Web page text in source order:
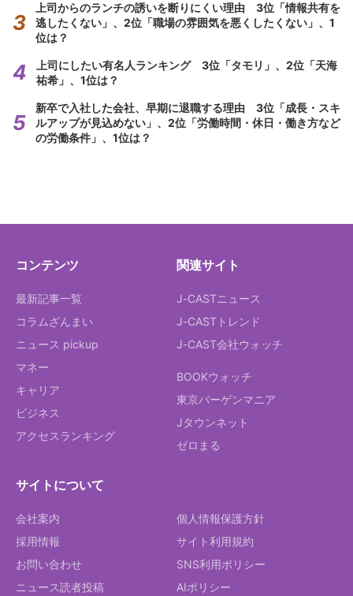
上司からのランチの誘いを断りにくい理由 3位「情報共有を
逃したくない」、2位「職場の雰囲気を悪くしたくない」、1
位は？
上司にしたい有名人ランキング 3位「タモリ」、2位「天海
祐希」、1位は？
新卒で入社した会社、早期に退職する理由 3位「成長・スキ
ルアップが見込めない」、2位「労働時間・休日・働き方など
の労働条件」、1位は？
コンテンツ
最新記事一覧
コラムざんまい
ニュース pickup
マネー
キャリア
ビジネス
アクセスランキング
関連サイト
J-CASTニュース
J-CASTトレンド
J-CAST会社ウォッチ
BOOKウォッチ
東京バーゲンマニア
Jタウンネット
ゼロまる
サイトについて
会社案内
採用情報
お問い合わせ
ニュース読者投稿
個人情報保護方針
サイト利用規約
SNS利用ポリシー
AIポリシー